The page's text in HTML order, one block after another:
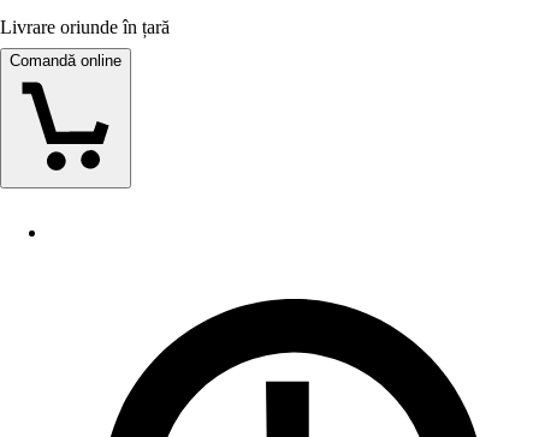
Livrare oriunde în țară
Comandă online